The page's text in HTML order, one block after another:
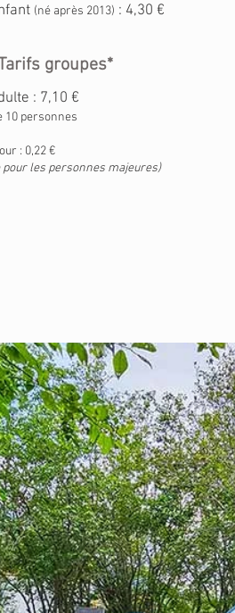
(né après 2013) : 4,30 €
groupes*
: 7,10 €
10 personnes
: 0,22 €
pour les personnes majeures)